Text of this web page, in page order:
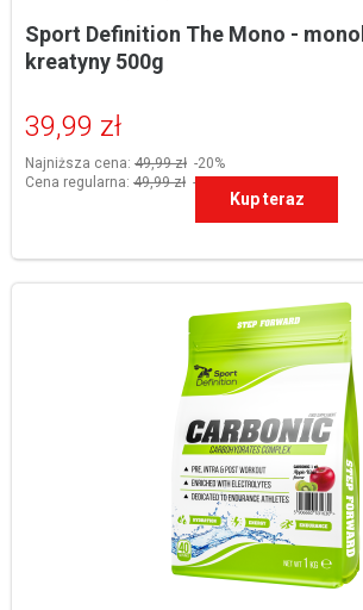
Sport Definition The Mono -
kreatyny 500g
39,99 zł
Najniższa cena: 49,99 zł -20%
Cena regularna: 49,99 zł -20%
Kup teraz